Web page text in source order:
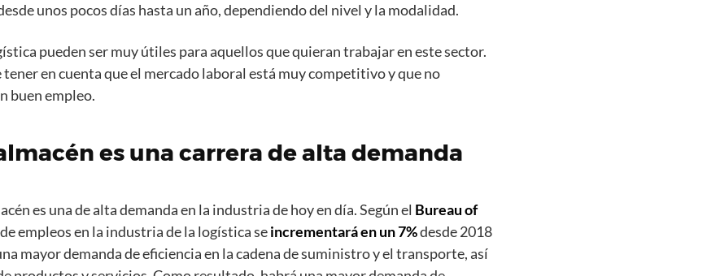
unos pocos días hasta un año, dependiendo del nivel y la modalidad.
pueden ser muy útiles para aquellos que quieran trabajar en este sector.
en cuenta que el mercado laboral está muy competitivo y que no
buen empleo.
es una carrera de alta demanda
es una de alta demanda en la industria de hoy en día. Según el Bureau of
empleos en la industria de la logística seincrementará en un 7%desde 2018
mayor demanda de eficiencia en la cadena de suministro y el transporte, así